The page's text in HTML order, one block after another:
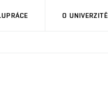
O UNIVERZITĚ